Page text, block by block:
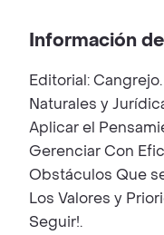
Información
Editorial:
Naturales y
Aplicar el
Gerenciar Con
Obstáculos Que
Los Valores y
Seguir!.